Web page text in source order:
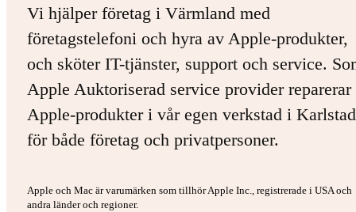
Vi hjälper företag i Värmland med
företagstelefoni och hyra av Apple-produkter,
och sköter IT-tjänster, support och service.
Apple Auktoriserad service provider
Apple-produkter i vår egen verkstad i
för både företag och privatpersoner.
Apple och Mac är varumärken som tillhör Apple Inc., registrerade i USA och
andra länder och regioner.